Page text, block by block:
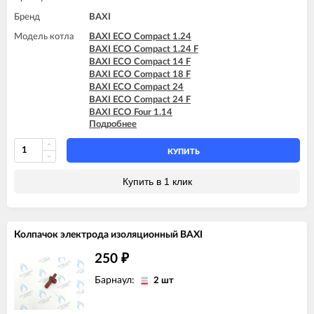
BAXI MAIN DIGIT 240i
Бренд BAXI
Модель котла
BAXI ECO Compact 1.24
BAXI ECO Compact 1.24 F
BAXI ECO Compact 14 F
BAXI ECO Compact 18 F
BAXI ECO Compact 24
BAXI ECO Compact 24 F
BAXI ECO Four 1.14
BAXI ECO Four 1.14 F
BAXI ECO Four 1.24
BAXI ECO Four 1.24 F
BAXI ECO Four 24
BAXI ECO Home 10F (765857701)
BAXI ECO Home 14F (7729463)
BAXI ECO Home 14F (7787576)
BAXI ECO Home 24F (765281101)
BAXI ECO Home 24F (7729464)
Подробнее
КУПИТЬ
Купить в 1 клик
Колпачок электрода изоляционный BAXI
250 ₽
Барнаул: 2 шт